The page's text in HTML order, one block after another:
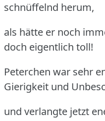
schnüffelnd herum,
als hätte er noch
doch eigentlich toll!
Peterchen war sehr
Gierigkeit und
und verlangte jetzt